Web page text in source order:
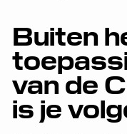
Buiten
van de
is je